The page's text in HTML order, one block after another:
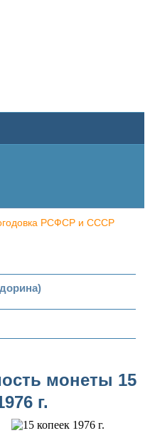
РСФСР и СССР
монеты 15
г.